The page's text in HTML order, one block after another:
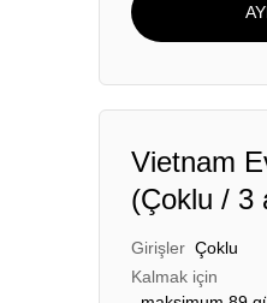
Vietnam
(Çoklu / 3
Girişler Çoklu
Kalmak için